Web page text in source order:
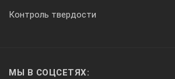
Контроль твердости
МЫ В СОЦСЕТЯХ: